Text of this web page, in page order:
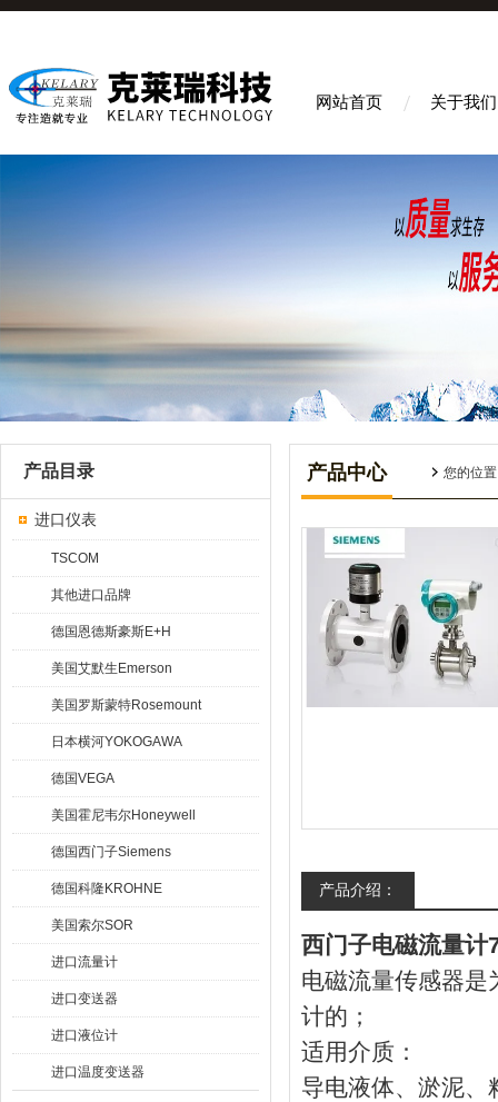
网站首页 关于我们
产品目录
进口仪表
TSCOM
其他进口品牌
德国恩德斯豪斯E+H
美国艾默生Emerson
美国罗斯蒙特Rosemount
日本横河YOKOGAWA
德国VEGA
美国霍尼韦尔Honeywell
德国西门子Siemens
德国科隆KROHNE
美国索尔SOR
进口流量计
进口变送器
进口液位计
进口温度变送器
产品中心 您的位
产品介绍：
西门子电磁流量计
电磁流量传感器是
计的；
适用介质：
导电液体、淤泥、